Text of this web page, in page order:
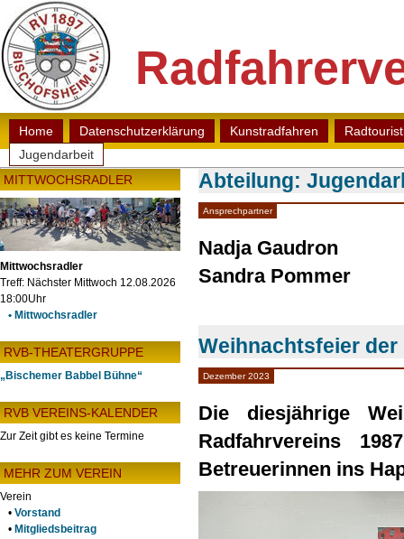
Home Datenschutzerklärung Kunstradfahren
Jugendarbeit
Abteilung:
Ansprechpartner
Nadja Gaudron
Sandra Pommer
Weihnachtsfeier der
Dezember 2023
Die diesjährige
Radfahrvereins
Betreuerinnen ins
MITTWOCHSRADLER
Mittwochsradler
Treff: Nächster Mittwoch 12.08.2026
18:00Uhr
• Mittwochsradler
RVB-THEATERGRUPPE
„Bischemer Babbel Bühne“
RVB VEREINS-KALENDER
Zur Zeit gibt es keine Termine
MEHR ZUM VEREIN
Verein
• Vorstand
• Mitgliedsbeitrag